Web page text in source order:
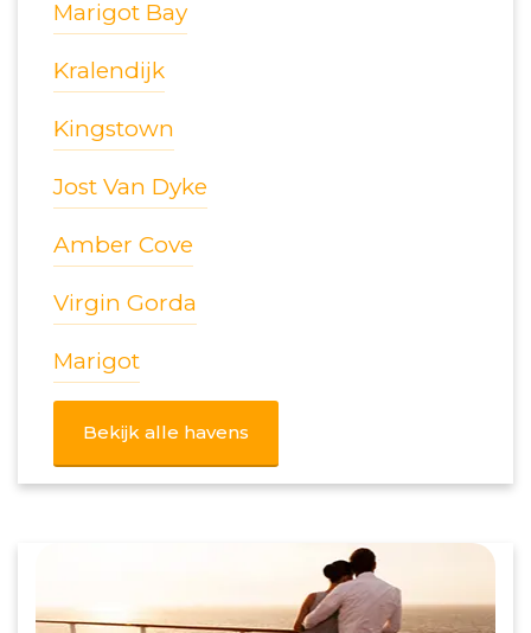
Marigot Bay
Kralendijk
Kingstown
Jost Van Dyke
Amber Cove
Virgin Gorda
Marigot
Bekijk alle havens